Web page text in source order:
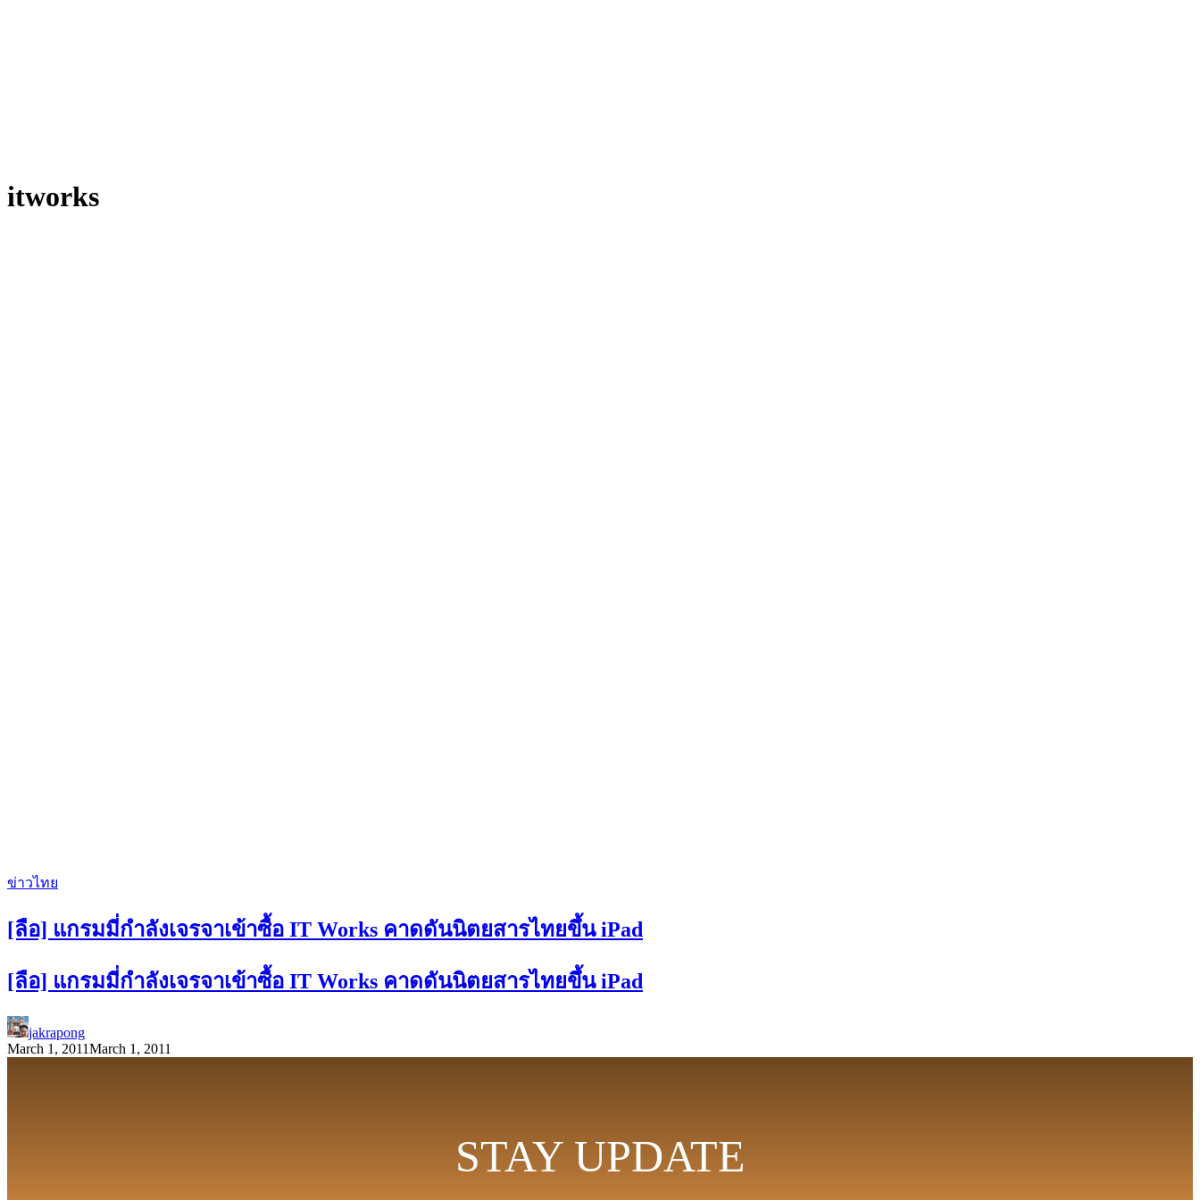
itworks
ข่าวไทย
[ลือ] แกรมมี่กำลังเจรจาเข้าซื้อ IT Works คาดดันนิตยสารไทยขึ้น iPad
[ลือ] แกรมมี่กำลังเจรจาเข้าซื้อ IT Works คาดดันนิตยสารไทยขึ้น iPad
jakrapong
March 1, 2011March 1, 2011
STAY UPDATE